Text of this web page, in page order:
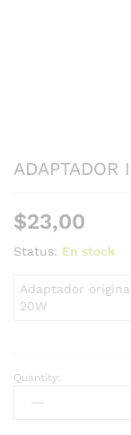
ADAPTADOR
$23,00
Status: En stock
Adaptador
20W
Quantity: